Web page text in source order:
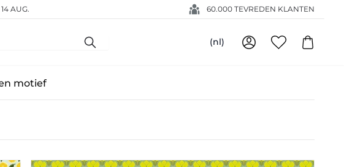
AUG. 60.000 TEVREDEN KLANTEN
(nl)
motief